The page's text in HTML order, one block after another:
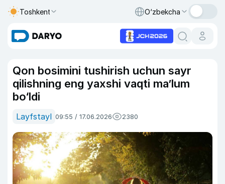
Toshkent O‘zbekcha
Qon bosimini tushirish uchun sayr
qilishning eng yaxshi vaqti ma’lum
bo‘ldi
Layfstayl 09:55 / 17.06.2026 2380